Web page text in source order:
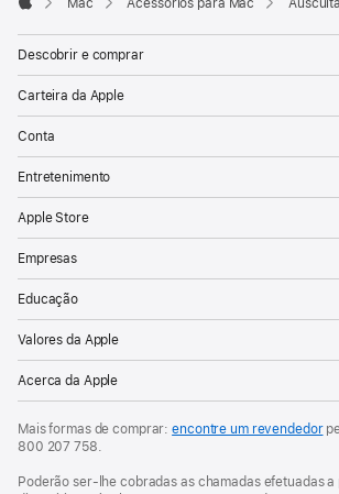
Descobrir e comprar
Carteira da Apple
Conta
Entretenimento
Apple Store
Empresas
Educação
Valores da Apple
Acerca da Apple
Mais formas de comprar:encontre um revendedor
800 207 758
Poderão ser-lhe cobradas as chamadas efetuadas a